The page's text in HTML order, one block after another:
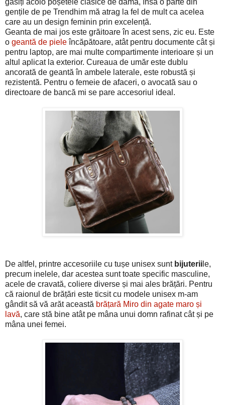
găsiți acolo poșetele clasice de damă, însă o parte din
gențile de pe Trendhim mă atrag la fel de mult ca acelea
care au un design feminin prin excelență.
Geanta de mai jos este grăitoare în acest sens, zic eu. Este
o geantă de pieleîncăpătoare, atât pentru documente cât și
pentru laptop, are mai multe compartimente interioare și un
altul aplicat la exterior. Cureaua de umăr este dublu
ancorată de geantă în ambele laterale, este robustă și
rezistentă. Pentru o femeie de afaceri, o avocată sau o
directoare de bancă mi se pare accesoriul ideal.
De altfel, printre accesoriile cu tușe unisex sunt bijuterii le,
precum inelele, dar acestea sunt toate specific masculine,
acele de cravată, coliere diverse și mai ales brățări. Pentru
că raionul de brățări este ticsit cu modele unisex m-am
gândit să vă arăt această brățară Miro din agate maro și
lavă, care stă bine atât pe mâna unui domn rafinat cât și pe
mâna unei femei.